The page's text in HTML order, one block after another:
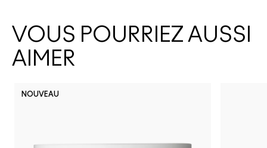
VOUS POURRIEZ AUSSI
AIMER
NOUVEAU